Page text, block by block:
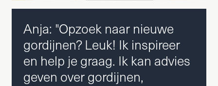
Anja: "Opzoek naar nieuwe
gordijnen? Leuk! Ik inspireer
en help je graag. Ik kan advies
geven over gordijnen,